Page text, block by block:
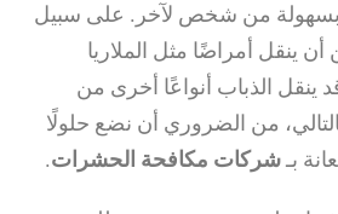
بسهولة من شخص لآخر. على سبيل
ينقل أمراضًا مثل الملاريا
ينقل الذباب أنواعًا أخرى من
من الضروري أن نضع حلولًا
بـشركات مكافحة الحشرات.